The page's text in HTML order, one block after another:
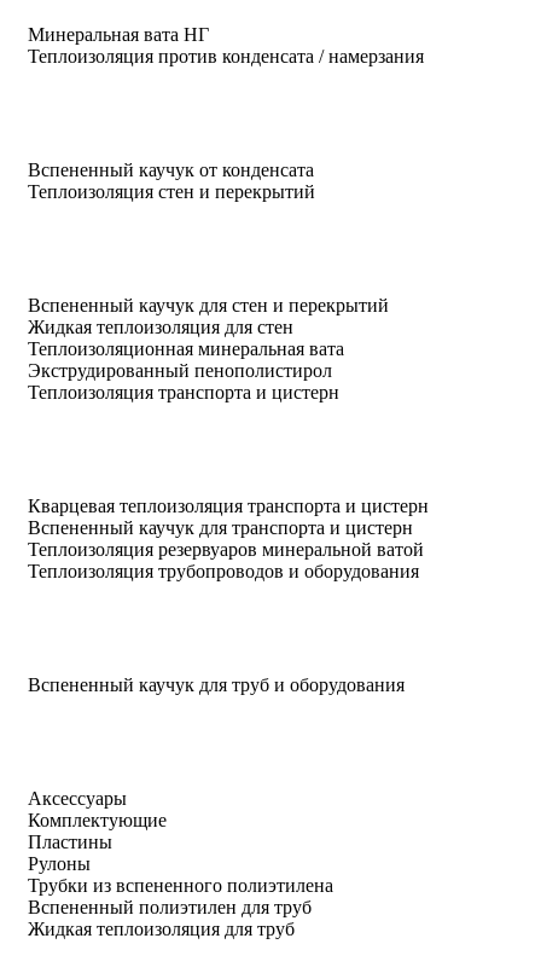
Минеральная вата НГ
Теплоизоляция против конденсата / намерзания
Вспененный каучук от конденсата
Теплоизоляция стен и перекрытий
Вспененный каучук для стен и перекрытий
Жидкая теплоизоляция для стен
Теплоизоляционная минеральная вата
Экструдированный пенополистирол
Теплоизоляция транспорта и цистерн
Кварцевая теплоизоляция транспорта и цистерн
Вспененный каучук для транспорта и цистерн
Теплоизоляция резервуаров минеральной ватой
Теплоизоляция трубопроводов и оборудования
Вспененный каучук для труб и оборудования
Аксессуары
Комплектующие
Пластины
Рулоны
Трубки из вспененного полиэтилена
Вспененный полиэтилен для труб
Жидкая теплоизоляция для труб